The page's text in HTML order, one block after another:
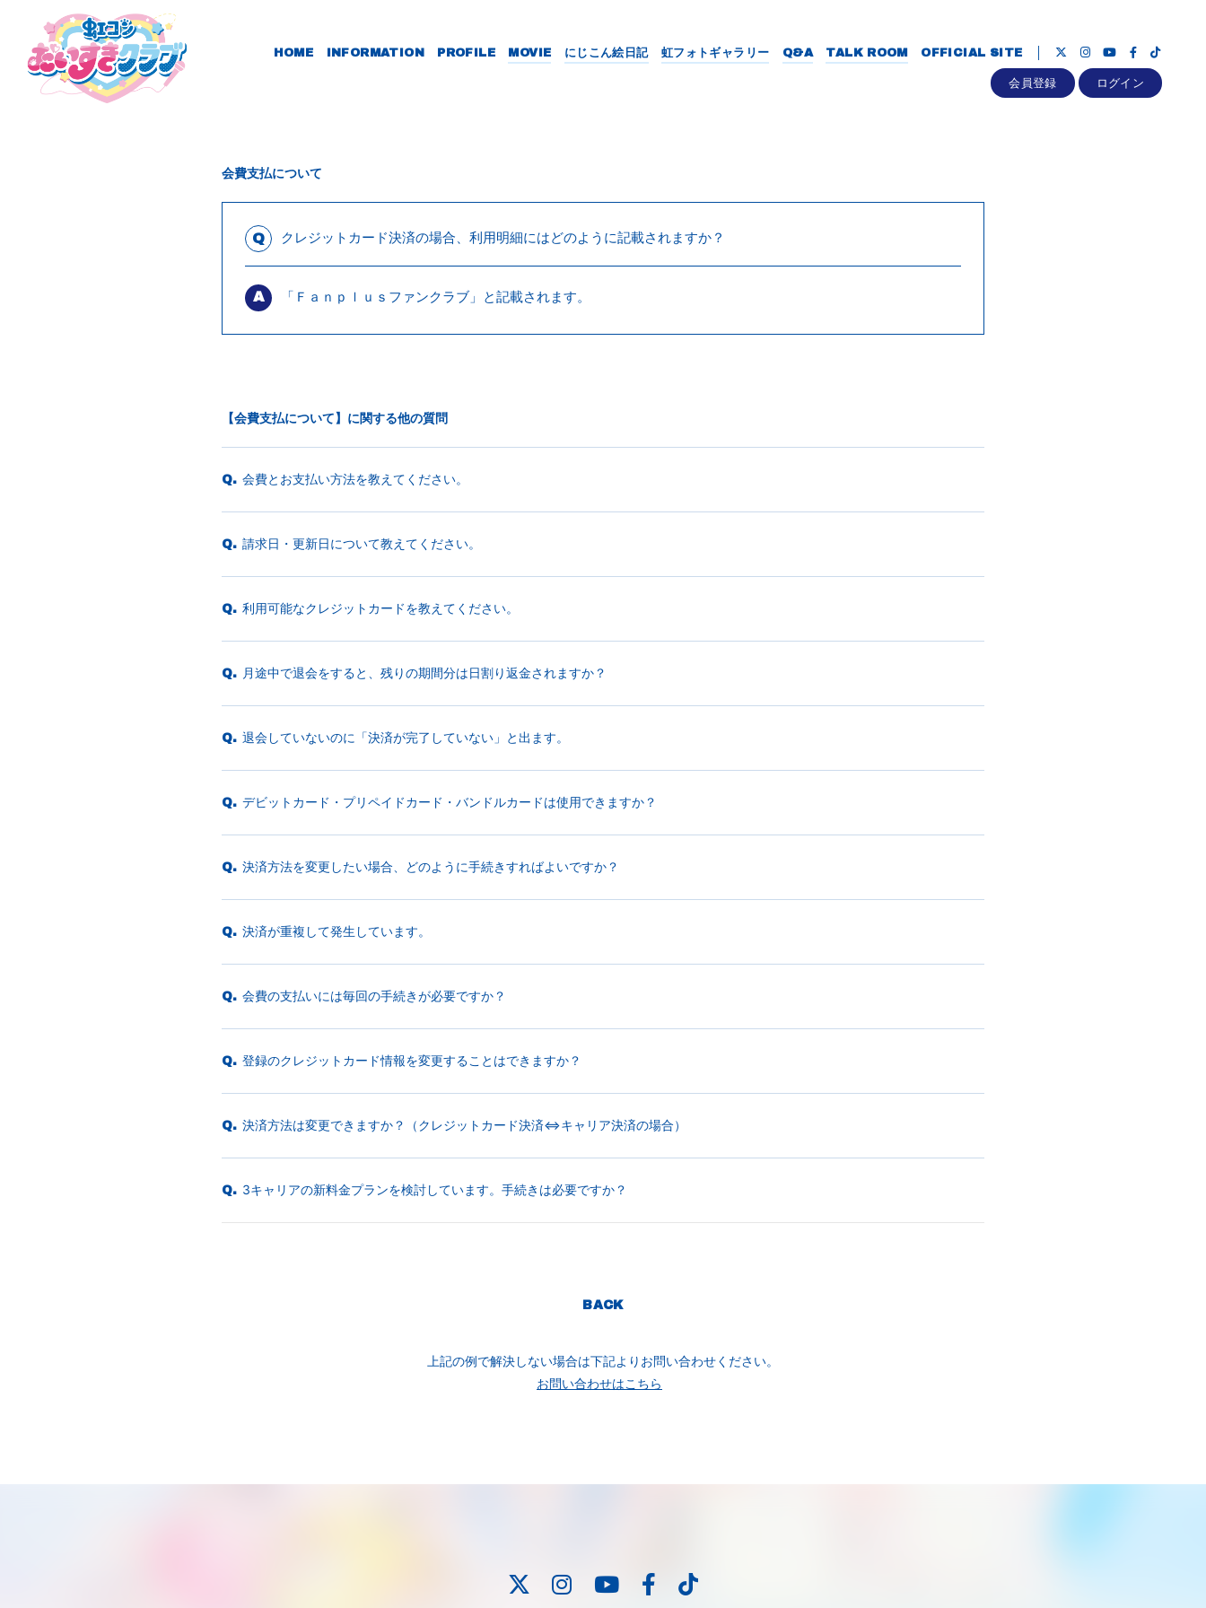
HOME INFORMATION PROFILE MOVIE にじこん絵日記 虹フォトギャラリー Q&A TALK ROOM OFFICIAL SITE
会員登録 ログイン
会費支払について
Q クレジットカード決済の場合、利用明細にはどのように記載されますか？
A 「Ｆａｎｐｌｕｓファンクラブ」と記載されます。
【会費支払について】に関する他の質問
Q. 会費とお支払い方法を教えてください。
Q. 請求日・更新日について教えてください。
Q. 利用可能なクレジットカードを教えてください。
Q. 月途中で退会をすると、残りの期間分は日割り返金されますか？
Q. 退会していないのに「決済が完了していない」と出ます。
Q. デビットカード・プリペイドカード・バンドルカードは使用できますか？
Q. 決済方法を変更したい場合、どのように手続きすればよいですか？
Q. 決済が重複して発生しています。
Q. 会費の支払いには毎回の手続きが必要ですか？
Q. 登録のクレジットカード情報を変更することはできますか？
Q. 決済方法は変更できますか？（クレジットカード決済⇔キャリア決済の場合）
Q. 3キャリアの新料金プランを検討しています。手続きは必要ですか？
BACK
上記の例で解決しない場合は下記よりお問い合わせください。
お問い合わせはこちら